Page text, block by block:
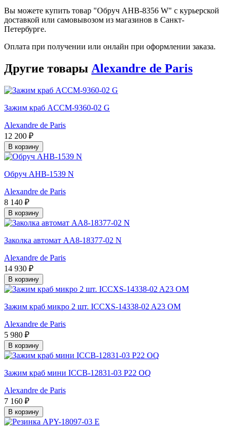
Вы можете купить товар "Обруч AHB-8356 W" с курьерской
доставкой или самовывозом из магазинов в Санкт-
Петербурге.
Оплата при получении или онлайн при оформлении заказа.
Другие товары Alexandre de Paris
Зажим краб ACCM-9360-02 G
Alexandre de Paris
12 200 ₽
В корзину
Обруч AHB-1539 N
Alexandre de Paris
8 140 ₽
В корзину
Заколка автомат AA8-18377-02 N
Alexandre de Paris
14 930 ₽
В корзину
Зажим краб микро 2 шт. ICCXS-14338-02 A23 OM
Alexandre de Paris
5 980 ₽
В корзину
Зажим краб мини ICCB-12831-03 P22 OQ
Alexandre de Paris
7 160 ₽
В корзину